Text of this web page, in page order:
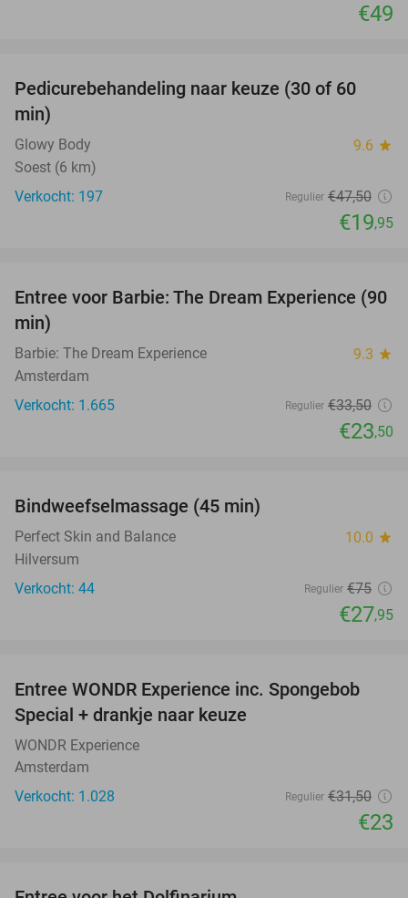
€49
58%
Pedicurebehandeling naar keuze (30 of 60
min)
Glowy Body 9.6 star
Soest (6 km)
Verkocht: 197
Regulier €47,50
€19,95
30%
Entree voor Barbie: The Dream Experience (90
min)
Barbie: The Dream Experience 9.3 star
Amsterdam
Verkocht: 1.665
Regulier €33,50
€23,50
Bindweefselmassage (45 min)
Perfect Skin and Balance 10.0 star
Hilversum
Verkocht: 44
Regulier €75
€27,95
27%
Entree WONDR Experience inc. Spongebob
Special + drankje naar keuze
WONDR Experience
Amsterdam
Verkocht: 1.028
Regulier €31,50
€23